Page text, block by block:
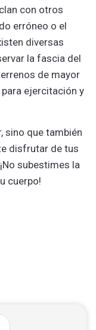
con otros
erróneo o el
diversas
la fascia del
de mayor
ejercitación y
sino que también
disfrutar de tus
subestimes la
cuerpo!